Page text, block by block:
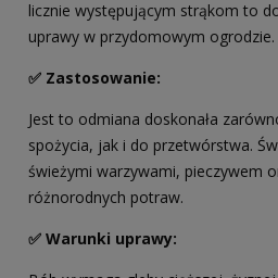
licznie występującym strąkom to
uprawy w przydomowym ogrodzie.
✅ Zastosowanie:
Jest to odmiana doskonała
spożycia, jak i do przetwórstwa.
świeżymi warzywami, pieczywem
różnorodnych potraw.
✅ Warunki uprawy: